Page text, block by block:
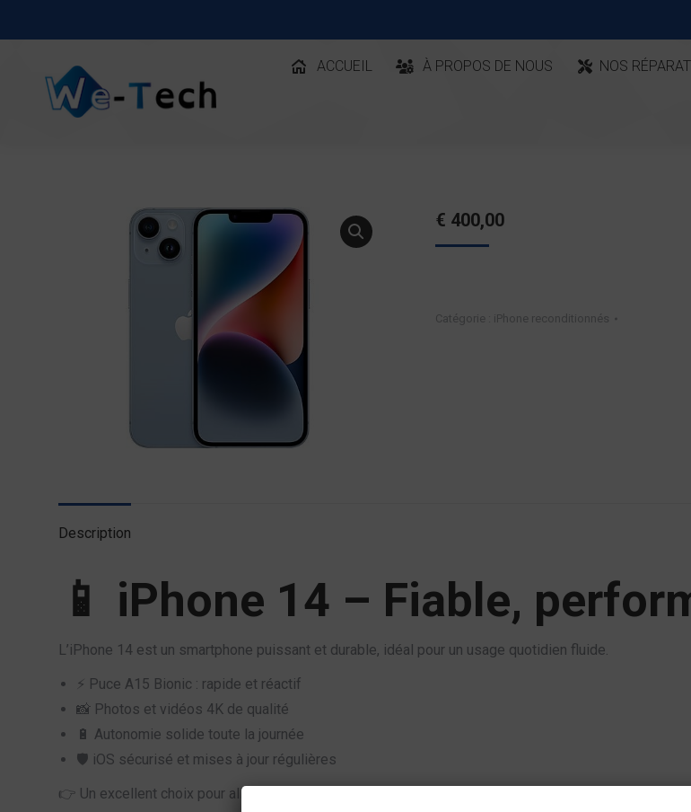
ACCUEIL À PROPOS DE NOUS NOS
€ 400,00
Catégorie : iPhone reconditionnés
Description
📱 iPhone 14 – Fiable,
L’iPhone 14 est un smartphone puissant et durable, idéal pour un usage quotidien fluide.
⚡ Puce A15 Bionic : rapide et réactif
📸 Photos et vidéos 4K de qualité
🔋 Autonomie solide toute la journée
🛡️ iOS sécurisé et mises à jour régulières
👉 Un excellent choix pour allier performance et simplicité.